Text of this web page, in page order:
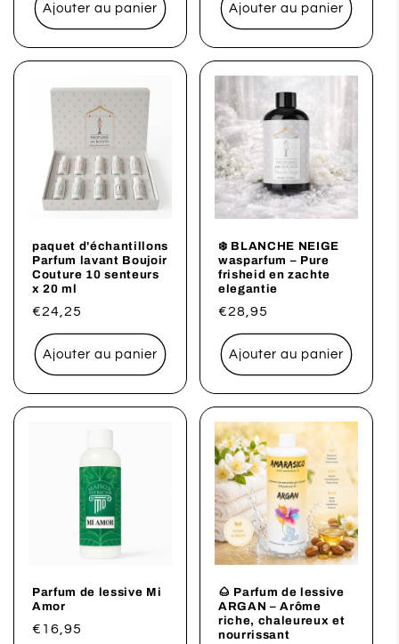
Ajouter au panier Ajouter au panier
paquet d'échantillons
Parfum lavant Boujoir
Couture 10 senteurs
x 20 ml
Prix
habituel
€24,25
Ajouter au panier
❄️ BLANCHE NEIGE
wasparfum – Pure
frisheid en zachte
elegantie
Prix
habituel
€28,95
Ajouter au panier
Parfum de lessive Mi
Amor
Prix
€16,95
🌰 Parfum de lessive
ARGAN – Arôme
riche, chaleureux et
nourrissant